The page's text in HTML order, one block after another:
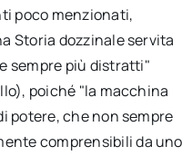
poco menzionati,
Storia dozzinale servita
sempre più distratti"
poiché "la macchina
potere, che non sempre
comprensibili da uno